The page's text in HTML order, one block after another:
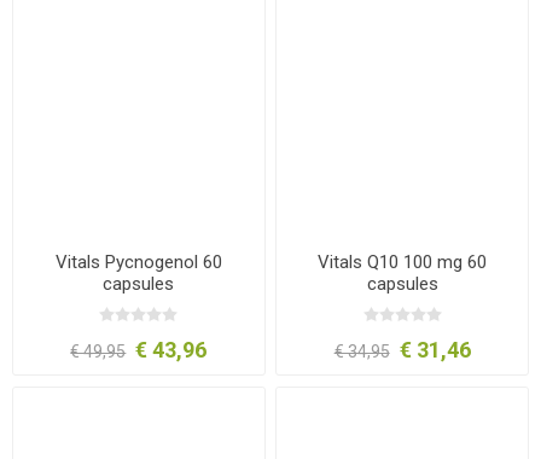
Vitals Pycnogenol 60
capsules
€ 49,95 € 43,96
Vitals Q10 100 mg 60
capsules
€ 34,95 € 31,46